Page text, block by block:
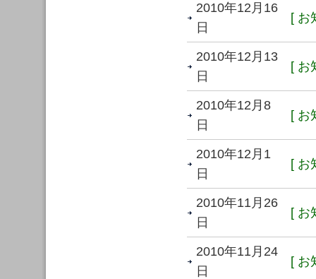
2010年12月16
日
[ お
2010年12月13
日
[ お
2010年12月8
日
[ お
2010年12月1
日
[ お
2010年11月26
日
[ お
2010年11月24
日
[ お